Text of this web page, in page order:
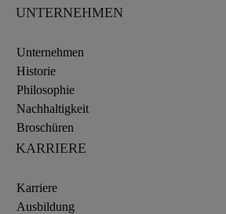
UNTERNEHMEN
Unternehmen
Historie
Philosophie
Nachhaltigkeit
Broschüren
KARRIERE
Karriere
Ausbildung